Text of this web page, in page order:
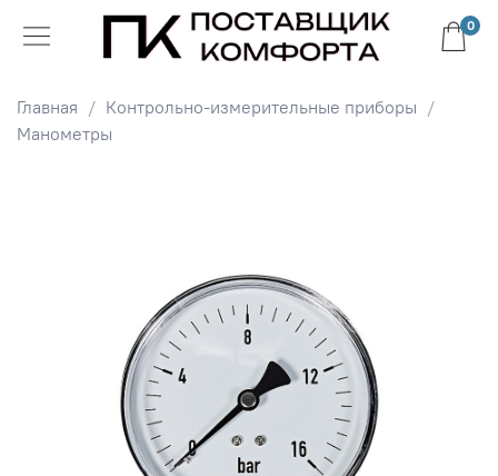
0
Главная
Контрольно-измерительные приборы
Манометры